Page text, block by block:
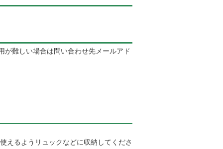
難しい場合は問い合わせ先メールアド
えるようリュックなどに収納してくださ